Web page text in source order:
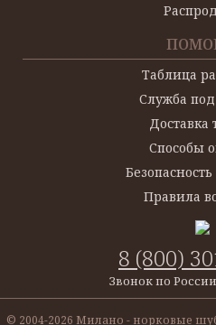
Таблица
Служба
Доставка
Способы
Правила
8 (800)
Звонок по
© 2004-2026 Милано - норковые